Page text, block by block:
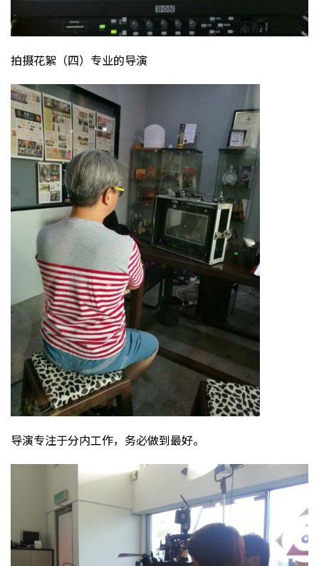
拍摄花絮（四）专业的导演
导演专注于分内工作，务必做到最好。